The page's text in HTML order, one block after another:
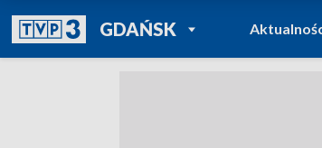
GDAŃSKPOWRÓT DO
TVP REGIONY